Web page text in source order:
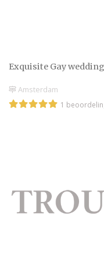
Exquisite Gay
Amsterdam
1